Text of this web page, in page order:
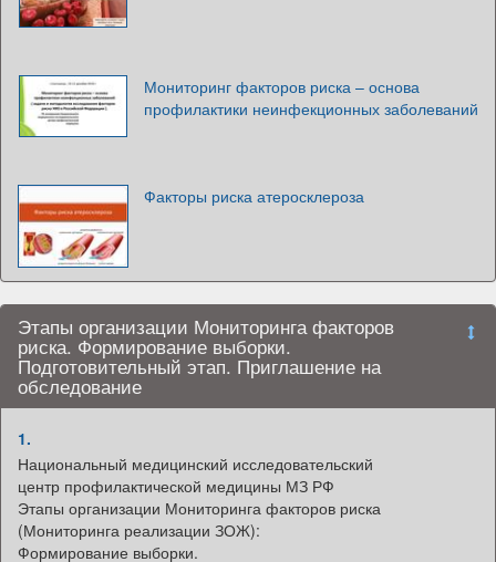
Мониторинг факторов риска – основа
профилактики неинфекционных заболеваний
Факторы риска атеросклероза
Этапы организации Мониторинга факторов
риска. Формирование выборки.
Подготовительный этап. Приглашение на
обследование
1.
Национальный медицинский исследовательский
центр профилактической медицины МЗ РФ
Этапы организации Мониторинга факторов риска
(Мониторинга реализации ЗОЖ):
Формирование выборки.